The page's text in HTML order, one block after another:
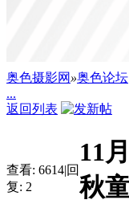
奥色摄影网 »奥色论坛
...
返回列表
查看: 6614|回
复: 2
11
秋